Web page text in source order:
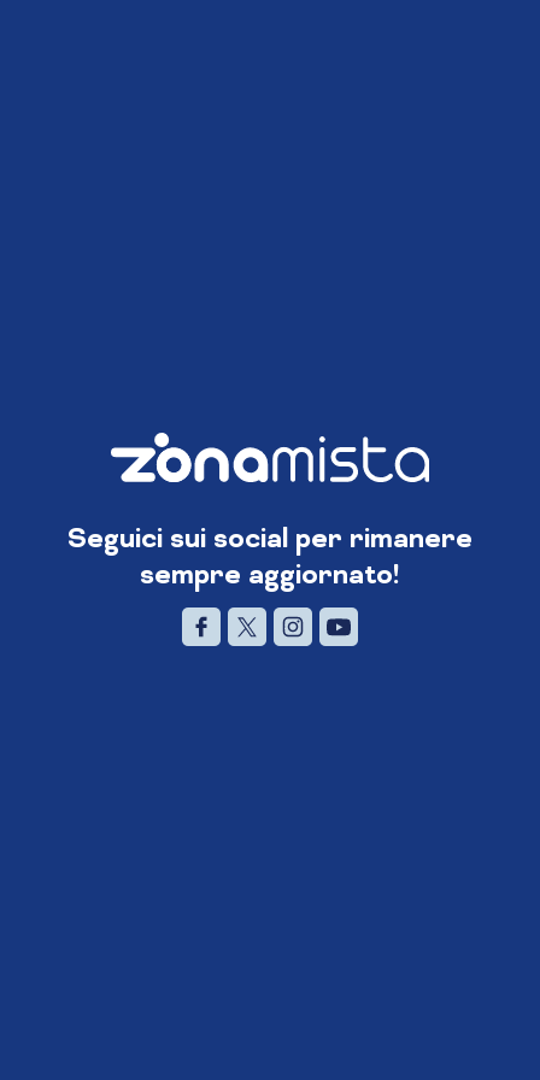
Seguici sui social per rimanere
sempre aggiornato!